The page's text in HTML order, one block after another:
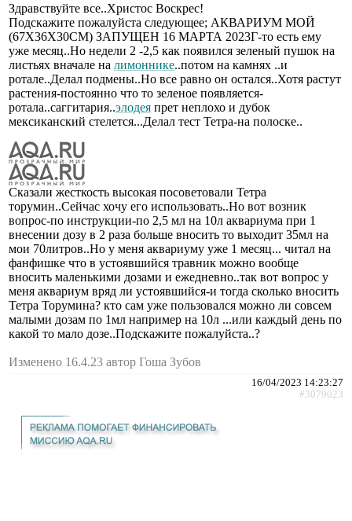
Здравствуйте все..Христос Воскрес!
Подскажите пожалуйста следующее; АКВАРИУМ МОЙ
(67Х36Х30СМ) ЗАПУЩЕН 16 МАРТА 2023Г-то есть ему
уже месяц..Но недели 2 -2,5 как появился зеленый пушок на
листьях вначале на лимоннике..потом на камнях ..и
ротале..Делал подмены..Но все равно он остался..Хотя растут
растения-постоянно что то зеленое появляется-
ротала..саггитария..элодея прет неплохо и дубок
мексиканский стелется...Делал тест Тетра-на полоске..
Сказали жесткость высокая посоветовали Тетра
торумин..Сейчас хочу его использовать..Но вот возник
вопрос-по инструкции-по 2,5 мл на 10л аквариума при 1
внесении дозу в 2 раза больше вносить то выходит 35мл на
мои 70литров..Но у меня аквариуму уже 1 месяц... читал на
фанфишке что в устоявшийся травник можно вообще
вносить маленькими дозами и ежедневно..так вот вопрос у
меня аквариум вряд ли устоявшийся-и тогда сколько вносить
Тетра Торумина? кто сам уже пользовался можно ли совсем
малыми дозам по 1мл например на 10л ...или каждый день по
какой то мало дозе..Подскажите пожалуйста..?
Изменено 16.4.23 автор Гоша Зубов
16/04/2023 14:23:27
#3079023